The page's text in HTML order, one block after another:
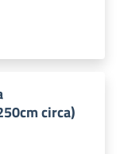
circa)